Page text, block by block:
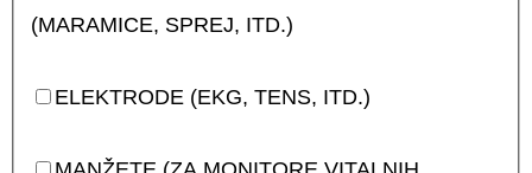
(MARAMICE, SPREJ, ITD.)
ELEKTRODE (EKG, TENS, ITD.)